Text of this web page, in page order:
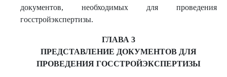
документов, необходимых для проведения
госстройэкспертизы.
ГЛАВА 3
ПРЕДСТАВЛЕНИЕ ДОКУМЕНТОВ ДЛЯ
ПРОВЕДЕНИЯ ГОССТРОЙЭКСПЕРТИЗЫ